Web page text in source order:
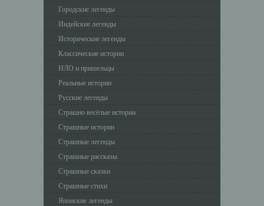
Городские легенды
Индейские легенды
Исторические легенды
Классические истории
НЛО и пришельцы
Реальные истории
Русские легенды
Страшно весёлые истории
Страшные истории
Страшные легенды
Страшные рассказы
Страшные сказки
Страшные стихи
Японские легенды